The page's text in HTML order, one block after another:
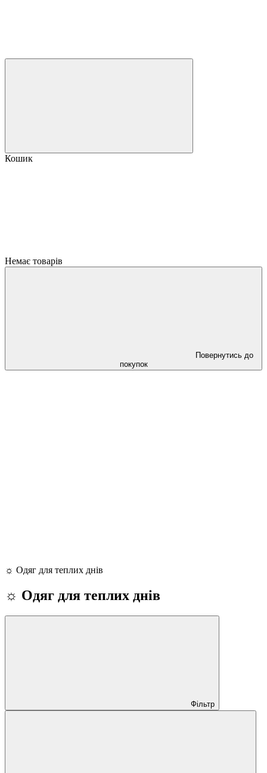
Кошик
Немає товарів
Повернутись до
покупок
☼ Одяг для теплих днів
☼ Одяг для теплих днів
Фільтр